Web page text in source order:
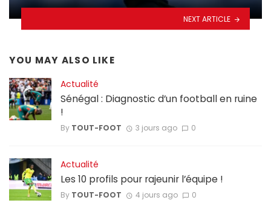
NEXT ARTICLE
YOU MAY ALSO LIKE
Actualité
Sénégal : Diagnostic d’un football en ruine
!
By TOUT-FOOT 3 jours ago 0
Actualité
Les 10 profils pour rajeunir l’équipe !
By TOUT-FOOT 4 jours ago 0